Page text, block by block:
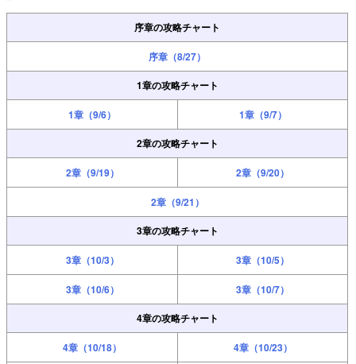
序章の攻略チャート
序章（8/27）
1章の攻略チャート
1章（9/6）
1章（9/7）
2章の攻略チャート
2章（9/19） 2章（9/20）
2章（9/21）
3章の攻略チャート
3章（10/3） 3章（10/5）
3章（10/6）
3章（10/7）
4章の攻略チャート
4章（10/18） 4章（10/23）